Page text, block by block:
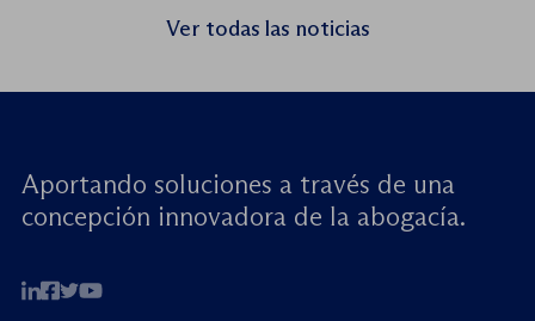
seminario web internacional «Trata de
menores: reforzando la rendición de
Ver todas las noticias
Aportando soluciones a través de una
concepción innovadora de la abogacía.